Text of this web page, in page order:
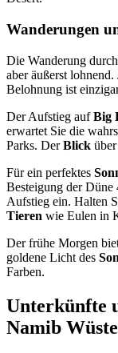
Wanderungen
Die Wanderung
aber äußerst
Belohnung ist
Der Aufstieg aufBig
erwartet Sie die
Parks. DerBlick
Für ein perfektes
Besteigung der Düne
Aufstieg ein. Halten
Tieren wie Eulen in
Der frühe Morgen
goldene Licht des
Farben.
Unterkünfte
Namib Wüste